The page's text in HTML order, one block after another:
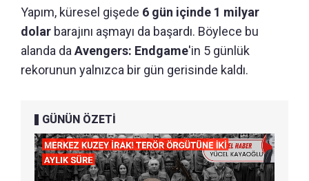
Yapım, küresel gişede 6 gün içinde 1 milyar
dolar barajını aşmayı da başardı. Böylece bu
alanda da Avengers: Endgame'in 5 günlük
rekorunun yalnızca bir gün gerisinde kaldı.
GÜNÜN ÖZETİ